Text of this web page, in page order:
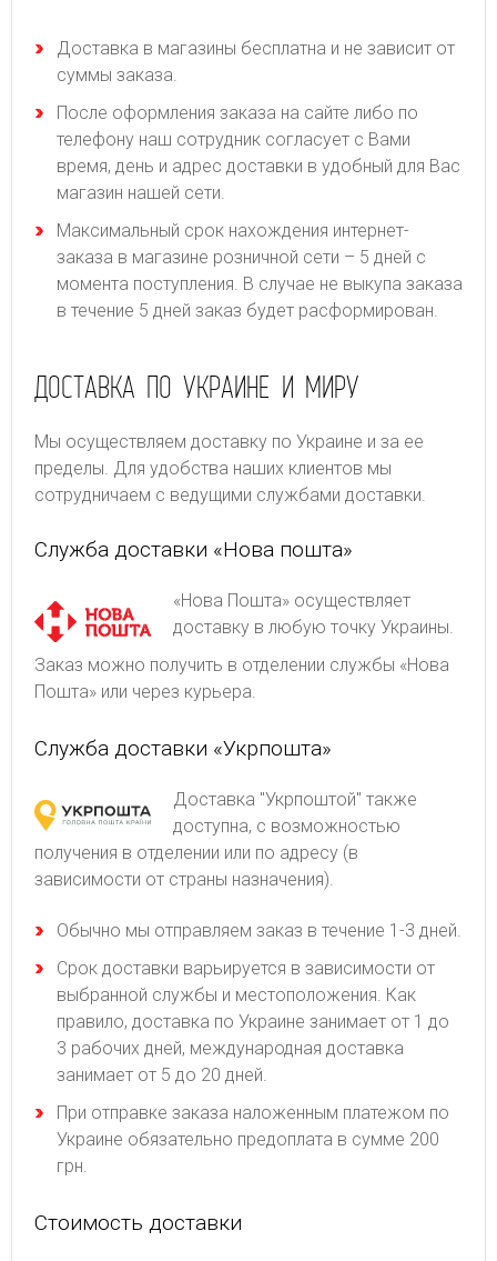
Доставка в магазины бесплатна и не зависит от
суммы заказа.
После оформления заказа на сайте либо по
телефону наш сотрудник согласует с Вами
время, день и адрес доставки в удобный для Вас
магазин нашей сети.
Максимальный срок нахождения интернет-
заказа в магазине розничной сети – 5 дней с
момента поступления. В случае не выкупа заказа
в течение 5 дней заказ будет расформирован.
ДОСТАВКА ПО УКРАИНЕ И МИРУ
Мы осуществляем доставку по Украине и за ее
пределы. Для удобства наших клиентов мы
сотрудничаем с ведущими службами доставки.
Служба доставки «Нова пошта»
«Нова Пошта» осуществляет
доставку в любую точку Украины.
Заказ можно получить в отделении службы «Нова
Пошта» или через курьера.
Служба доставки «Укрпошта»
Доставка "Укрпоштой" также
доступна, с возможностью
получения в отделении или по адресу (в
зависимости от страны назначения).
Обычно мы отправляем заказ в течение 1-3 дней.
Срок доставки варьируется в зависимости от
выбранной службы и местоположения. Как
правило, доставка по Украине занимает от 1 до
3 рабочих дней, международная доставка
занимает от 5 до 20 дней.
При отправке заказа наложенным платежом по
Украине обязательно предоплата в сумме 200
грн.
Стоимость доставки